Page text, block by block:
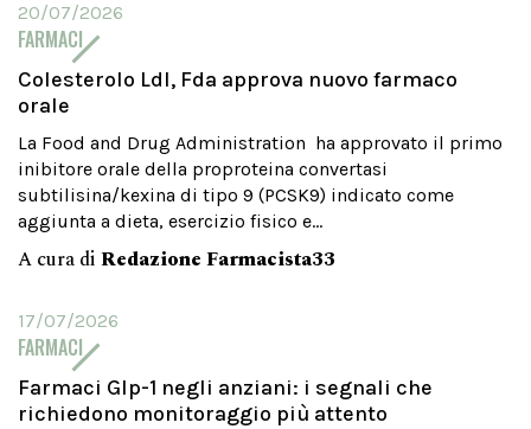
20/07/2026
FARMACI
Colesterolo Ldl, Fda approva nuovo farmaco
orale
La Food and Drug Administration ha approvato il primo
inibitore orale della proproteina convertasi
subtilisina/kexina di tipo 9 (PCSK9) indicato come
aggiunta a dieta, esercizio fisico e...
A cura di Redazione Farmacista33
17/07/2026
FARMACI
Farmaci Glp-1 negli anziani: i segnali che
richiedono monitoraggio più attento